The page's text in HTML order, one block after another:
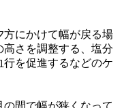
にかけて幅が戻る場
さを調整する、塩分
を促進するなどのケ
間で幅が狭くなって